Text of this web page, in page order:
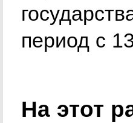
период с
На этот